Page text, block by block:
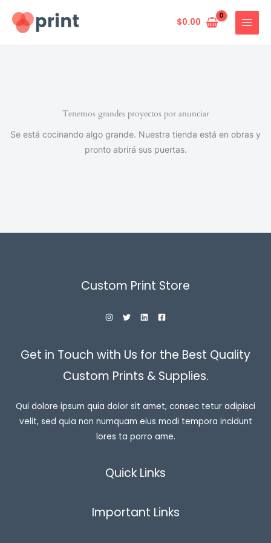
$0.00
Tenemos grandes proyectos por anunciar
Se está cocinando algo grande. Nuestra tienda está en obras y
pronto abrirá sus puertas.
Custom Print Store
Get in Touch with Us for the Best Quality
Custom Prints & Supplies.
Qui dolore ipsum quia dolor sit amet, consec tetur adipisci
velit, sed quia non numquam eius modi tempora incidunt
lores ta porro ame.
Quick Links
Important Links